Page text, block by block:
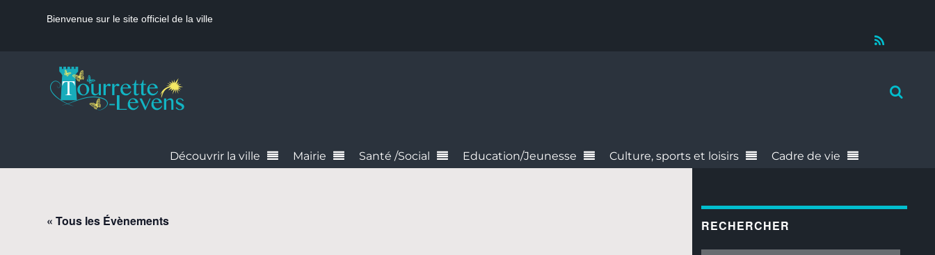
Bienvenue sur le site officiel de la ville
Découvrir la ville Mairie Santé /Social Education/Jeunesse Culture, sports et loisirs Cadre de vie
« Tous les Évènements RECHERCHER